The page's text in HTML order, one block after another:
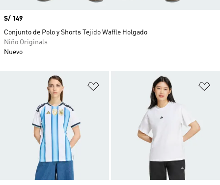
Añadir a la lista de deseos
Precio
S/ 149
Conjunto de Polo y Shorts Tejido Waffle Holgado
Niño Originals
Nuevo